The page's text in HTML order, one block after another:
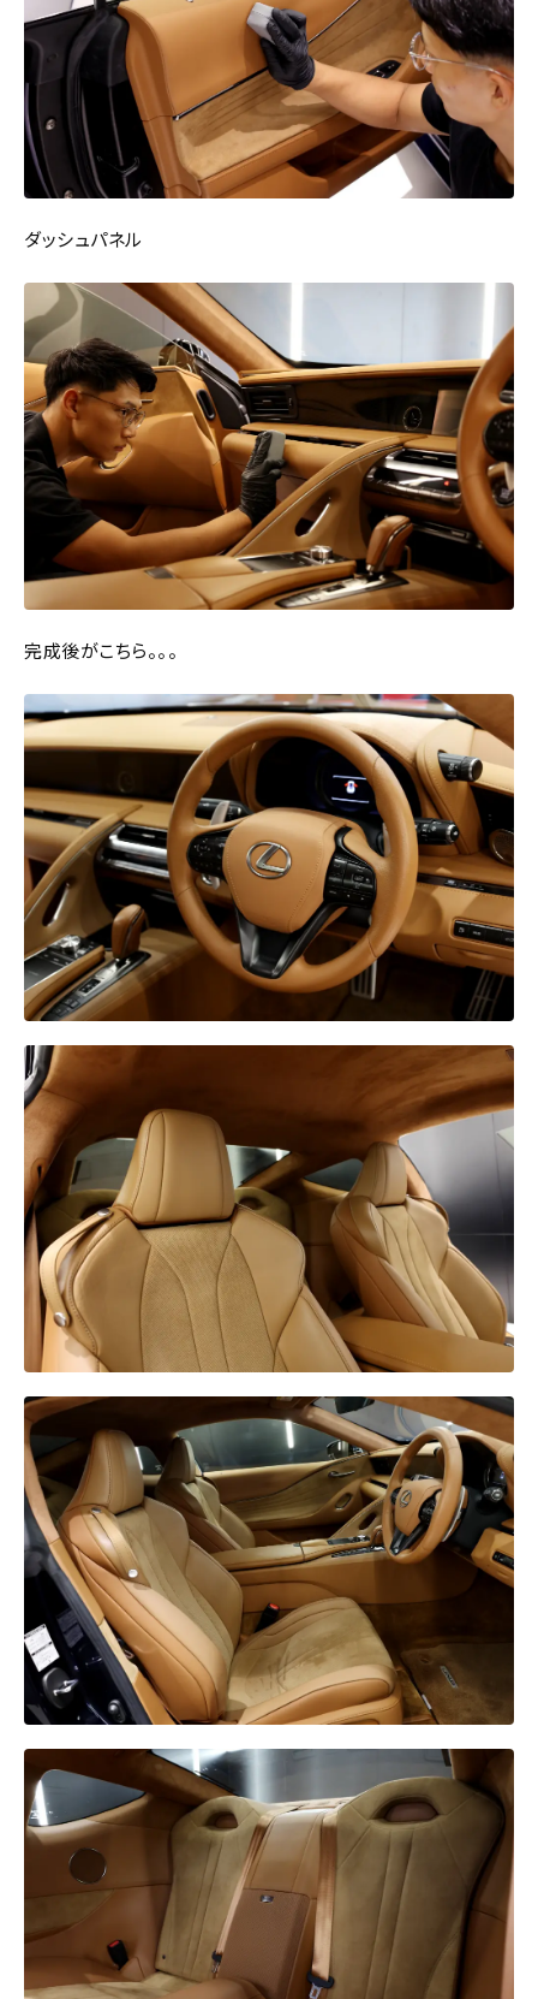
ダッシュパネル
完成後がこちら。。。